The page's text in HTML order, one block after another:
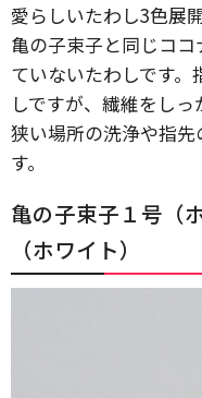
愛らしいたわし3色展
亀の子束子と同じコ
ていないたわしです
しですが、繊維をしっ
狭い場所の洗浄や指
す。
亀の子束子１号（
（ホワイト）